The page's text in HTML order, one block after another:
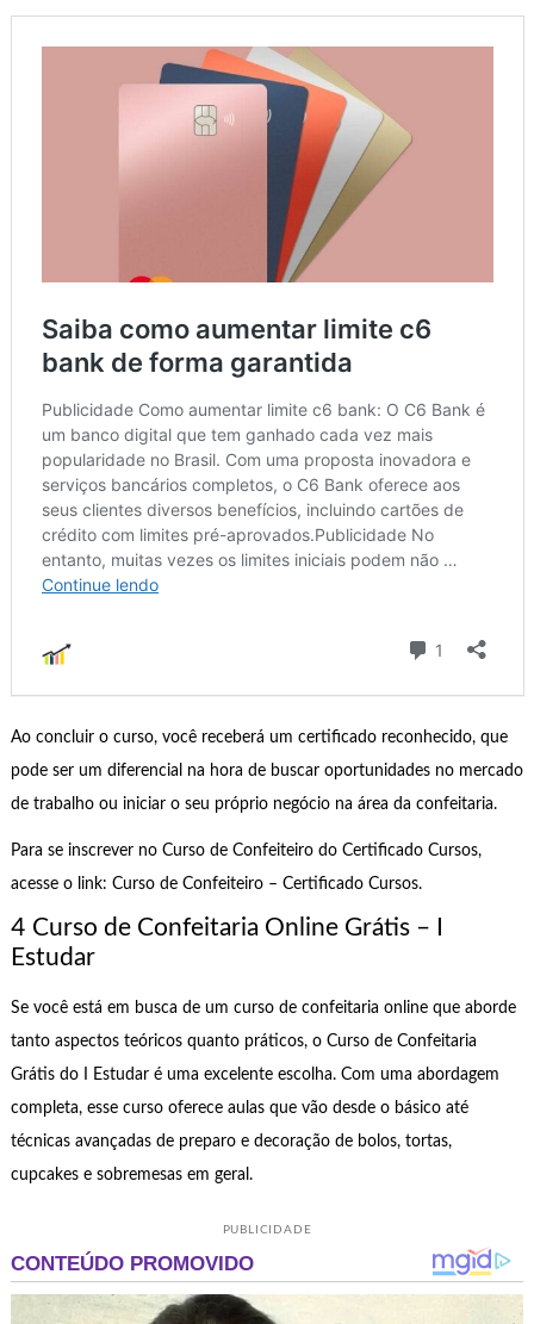
Ao concluir o curso, você receberá um certificado reconhecido, que
pode ser um diferencial na hora de buscar oportunidades no mercado
de trabalho ou iniciar o seu próprio negócio na área da confeitaria.
Para se inscrever no Curso de Confeiteiro do Certificado Cursos,
acesse o link: Curso de Confeiteiro – Certificado Cursos.
4 Curso de Confeitaria Online Grátis – I
Estudar
Se você está em busca de um curso de confeitaria online que aborde
tanto aspectos teóricos quanto práticos, o Curso de Confeitaria
Grátis do I Estudar é uma excelente escolha. Com uma abordagem
completa, esse curso oferece aulas que vão desde o básico até
técnicas avançadas de preparo e decoração de bolos, tortas,
cupcakes e sobremesas em geral.
PUBLICIDADE